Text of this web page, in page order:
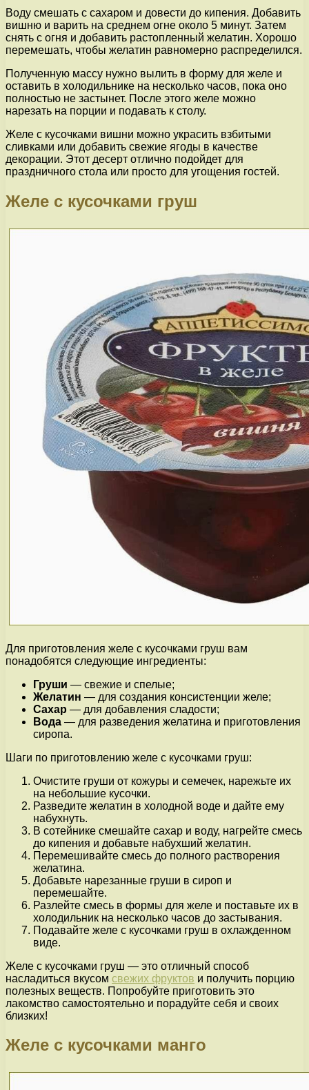
Воду смешать с сахаром и довести до кипения. Добавить
вишню и варить на среднем огне около 5 минут. Затем
снять с огня и добавить растопленный желатин. Хорошо
перемешать, чтобы желатин равномерно распределился.
Полученную массу нужно вылить в форму для желе и
оставить в холодильнике на несколько часов, пока оно
полностью не застынет. После этого желе можно
нарезать на порции и подавать к столу.
Желе с кусочками вишни можно украсить взбитыми
сливками или добавить свежие ягоды в качестве
декорации. Этот десерт отлично подойдет для
праздничного стола или просто для угощения гостей.
Желе с кусочками груш
Для приготовления желе с кусочками груш вам
понадобятся следующие ингредиенты:
Груши — свежие и спелые;
Желатин — для создания консистенции желе;
Сахар — для добавления сладости;
Вода — для разведения желатина и приготовления
сиропа.
Шаги по приготовлению желе с кусочками груш:
Очистите груши от кожуры и семечек, нарежьте их
на небольшие кусочки.
Разведите желатин в холодной воде и дайте ему
набухнуть.
В сотейнике смешайте сахар и воду, нагрейте смесь
до кипения и добавьте набухший желатин.
Перемешивайте смесь до полного растворения
желатина.
Добавьте нарезанные груши в сироп и
перемешайте.
Разлейте смесь в формы для желе и поставьте их в
холодильник на несколько часов до застывания.
Подавайте желе с кусочками груш в охлажденном
виде.
Желе с кусочками груш — это отличный способ
насладиться вкусом свежих фруктов и получить порцию
полезных веществ. Попробуйте приготовить это
лакомство самостоятельно и порадуйте себя и своих
близких!
Желе с кусочками манго